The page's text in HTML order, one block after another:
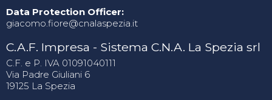
Data Protection Officer:
giacomo.fiore@cnalaspezia.it
C.A.F. Impresa - Sistema C.N.A. La Spezia srl
C.F. e P. IVA 01091040111
Via Padre Giuliani 6
19125 La Spezia